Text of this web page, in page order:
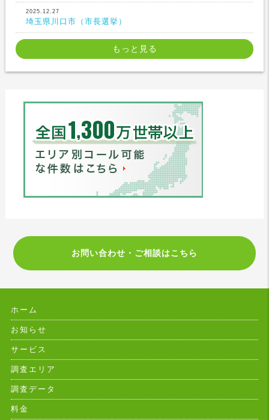
2025.12.27
埼玉県川口市（市長選挙）
もっと見る
お問い合わせ・ご相談はこちら
ホーム
お知らせ
サービス
調査エリア
調査データ
料金